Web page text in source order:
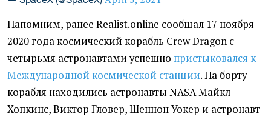
Напомним, ранее Realist.online сообщал 17 ноября
2020 года космический корабль Crew Dragon с
четырьмя астронавтами успешно пристыковался к
Международной космической станции. На борту
корабля находились астронавты NASA Майкл
Хопкинс, Виктор Гловер, Шеннон Уокер и астронавт